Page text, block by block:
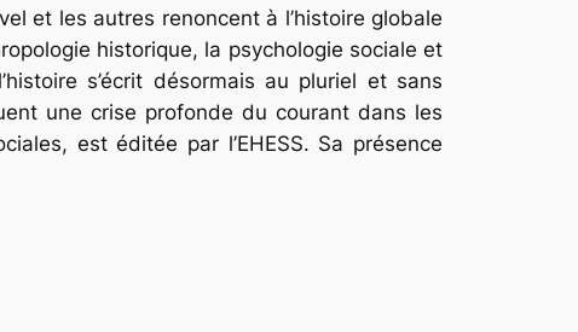
et les autres renoncent à l’histoire globale
historique, la psychologie sociale et
s’écrit désormais au pluriel et sans
une crise profonde du courant dans les
, est éditée par l’EHESS. Sa présence